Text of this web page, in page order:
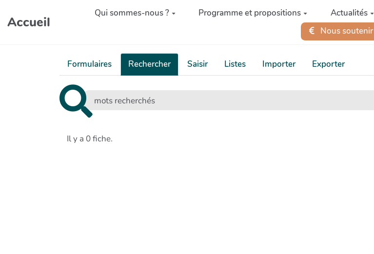
Aller au contenu principal
Accueil
Qui sommes-nous ? Programme et propositions Actualités
Nous soutenir
Formulaires Rechercher Saisir Listes Importer Exporter
Il y a 0 fiche.